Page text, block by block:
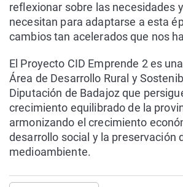
reflexionar sobre las necesidades
necesitan para adaptarse a esta
cambios tan acelerados que nos
El Proyecto CID Emprende 2 es
Área de Desarrollo Rural y
Diputación de Badajoz que
crecimiento equilibrado de la
armonizando el crecimiento
desarrollo social y la preservación
medioambiente.